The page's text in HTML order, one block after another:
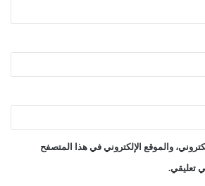
والموقع الإلكتروني في هذا المتصفح
تعليقي.